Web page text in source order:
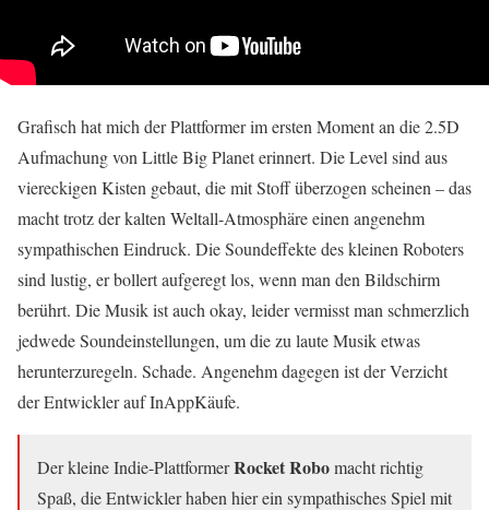
Grafisch hat mich der Plattformer im ersten Moment an die 2.5D
Aufmachung von Little Big Planet erinnert. Die Level sind aus
viereckigen Kisten gebaut, die mit Stoff überzogen scheinen – das
macht trotz der kalten Weltall-Atmosphäre einen angenehm
sympathischen Eindruck. Die Soundeffekte des kleinen Roboters
sind lustig, er bollert aufgeregt los, wenn man den Bildschirm
berührt. Die Musik ist auch okay, leider vermisst man schmerzlich
jedwede Soundeinstellungen, um die zu laute Musik etwas
herunterzuregeln. Schade. Angenehm dagegen ist der Verzicht
der Entwickler auf InAppKäufe.
Der kleine Indie-PlattformerRocket Robomacht richtig
Spaß, die Entwickler haben hier ein sympathisches Spiel mit